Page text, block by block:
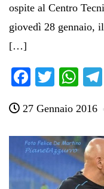
ospite al Centro
giovedì 28 gennaio,
[…]
Fa
bo
ok
T
tte
r
W
ts
A
pp
27 Gennaio 2016